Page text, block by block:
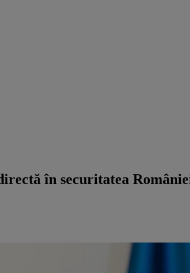
în securitatea